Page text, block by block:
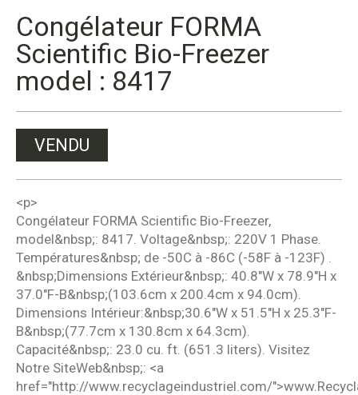
Congélateur FORMA
Scientific Bio-Freezer
model : 8417
VENDU
<p>
Congélateur FORMA Scientific Bio-Freezer,
model&nbsp;: 8417. Voltage&nbsp;: 220V 1 Phase.
Températures&nbsp; de -50C à -86C (-58F à -123F) .
&nbsp;Dimensions Extérieur&nbsp;: 40.8"W x 78.9"H x
37.0"F-B&nbsp;(103.6cm x 200.4cm x 94.0cm).
Dimensions Intérieur:&nbsp;30.6"W x 51.5"H x 25.3"F-
B&nbsp;(77.7cm x 130.8cm x 64.3cm).
Capacité&nbsp;: 23.0 cu. ft. (651.3 liters). Visitez
Notre SiteWeb&nbsp;: <a
href="http://www.recyclageindustriel.com/